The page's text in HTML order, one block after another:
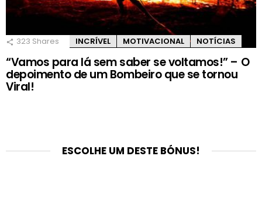
323 Shares INCRÍVEL MOTIVACIONAL NOTÍCIAS
“Vamos para lá sem saber se voltamos!” – O
depoimento de um Bombeiro que se tornou
Viral!
ESCOLHE UM DESTE BÓNUS!